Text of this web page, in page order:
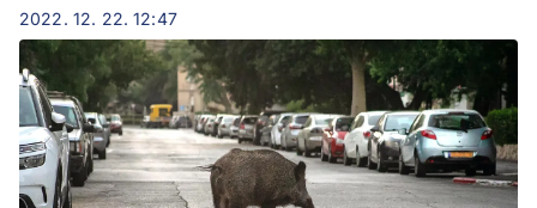
2022. 12. 22. 12:47